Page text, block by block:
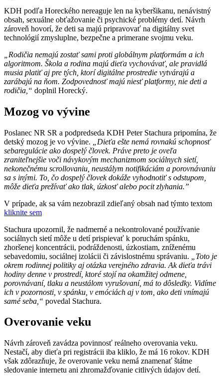
KDH podľa Horeckého nereaguje len na kyberšikanu, nenávistný
obsah, sexuálne obťažovanie či psychické problémy detí. Návrh
zároveň hovorí, že deti sa majú pripravovať na digitálny svet
technológií zmysluplne, bezpečne a primerane svojmu veku.
„Rodičia nemajú zostať sami proti globálnym platformám a ich
algoritmom. Škola a rodina majú dieťa vychovávať, ale pravidlá
musia platiť aj pre tých, ktorí digitálne prostredie vytvárajú a
zarábajú na ňom. Zodpovednosť majú niesť platformy, nie deti a
rodičia,“ doplnil Horecký.
Mozog vo vývine
Poslanec NR SR a podpredseda KDH Peter Stachura pripomína, že
detský mozog je vo vývine.
„Dieťa ešte nemá rovnakú schopnosť
sebaregulácie ako dospelý človek. Práve preto je oveľa
zraniteľnejšie voči návykovým mechanizmom sociálnych sietí,
nekonečnému scrollovaniu, neustálym notifikáciám a porovnávaniu
sa s inými. To, čo dospelý človek dokáže vyhodnotiť s odstupom,
môže dieťa prežívať ako tlak, úzkosť alebo pocit zlyhania.”
V prípade, ak sa vám nezobrazil zdieľaný obsah nad týmto textom
kliknite sem
Stachura upozornil, že nadmerné a nekontrolované používanie
sociálnych sietí môže u detí prispievať k poruchám spánku,
zhoršenej koncentrácii, podráždenosti, úzkostiam, zníženému
sebavedomiu, sociálnej izolácii či závislostnému správaniu.
„Toto je
okrem rodinnej politiky aj otázka verejného zdravia. Ak dieťa trávi
hodiny denne v prostredí, ktoré stojí na okamžitej odmene,
porovnávaní, tlaku a neustálom vyrušovaní, má to dôsledky. Vidíme
ich v pozornosti, v spánku, v emóciách aj v tom, ako deti vnímajú
samé seba,“ povedal Stachura.
Overovanie veku
Návrh zároveň zavádza povinnosť reálneho overovania veku.
Nestačí, aby dieťa pri registrácii iba kliklo, že má 16 rokov. KDH
však zdôrazňuje, že overovanie veku nemá znamenať štátne
sledovanie internetu ani zhromažďovanie citlivých údajov detí.